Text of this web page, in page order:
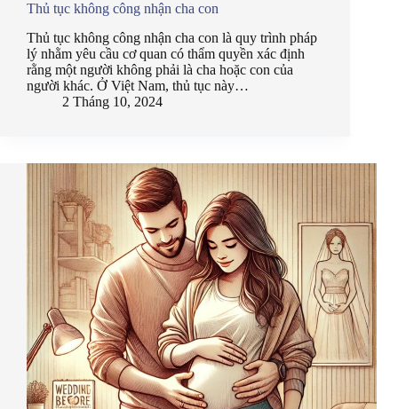
Thủ tục không công nhận cha con
Thủ tục không công nhận cha con là quy trình pháp
lý nhằm yêu cầu cơ quan có thẩm quyền xác định
rằng một người không phải là cha hoặc con của
người khác. Ở Việt Nam, thủ tục này…
2 Tháng 10, 2024